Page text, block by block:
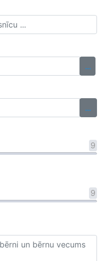
...
...
9
9